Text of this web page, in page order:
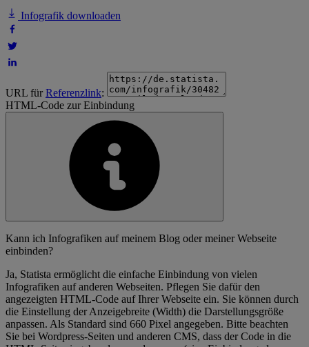
Infografik downloaden
URL fürReferenzlink:
HTML-Code zur Einbindung
Kann ich Infografiken auf meinem Blog oder meiner Webseite
einbinden?
Ja, Statista ermöglicht die einfache Einbindung von vielen
Infografiken auf anderen Webseiten. Pflegen Sie dafür den
angezeigten HTML-Code auf Ihrer Webseite ein. Sie können durch
die Einstellung der Anzeigebreite (Width) die Darstellungsgröße
anpassen. Als Standard sind 660 Pixel angegeben. Bitte beachten
Sie bei Wordpress-Seiten und anderen CMS, dass der Code in die